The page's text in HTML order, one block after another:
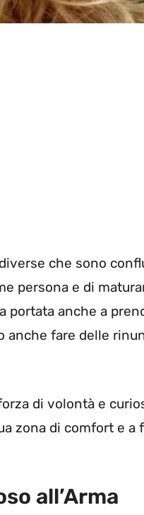
che sono
persona e di
portata anche a
anche fare delle
di volontà e
zona di comfort e a
all’Arma